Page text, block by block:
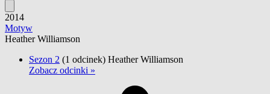
2014
Motyw
Heather Williamson
Sezon 2 (1 odcinek) Heather Williamson
Zobacz odcinki »